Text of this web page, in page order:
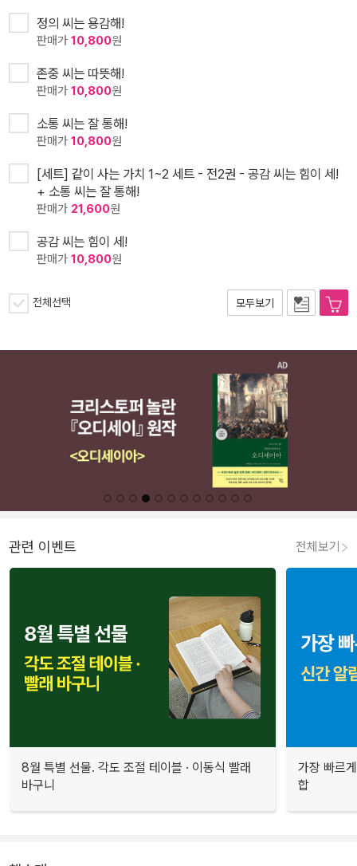
정의 씨는 용감해!
판매가 10,800원
존중 씨는 따뜻해!
판매가 10,800원
소통 씨는 잘 통해!
판매가 10,800원
[세트] 같이 사는 가치 1~2 세트 - 전2권 - 공감 씨는 힘이 세!
+ 소통 씨는 잘 통해!
판매가 21,600원
공감 씨는 힘이 세!
판매가 10,800원
전체선택 모두보기
관련 이벤트 전체보기
8월 특별 선물. 각도 조절 테이블 · 이동식 빨래
바구니
가장 빠르
합